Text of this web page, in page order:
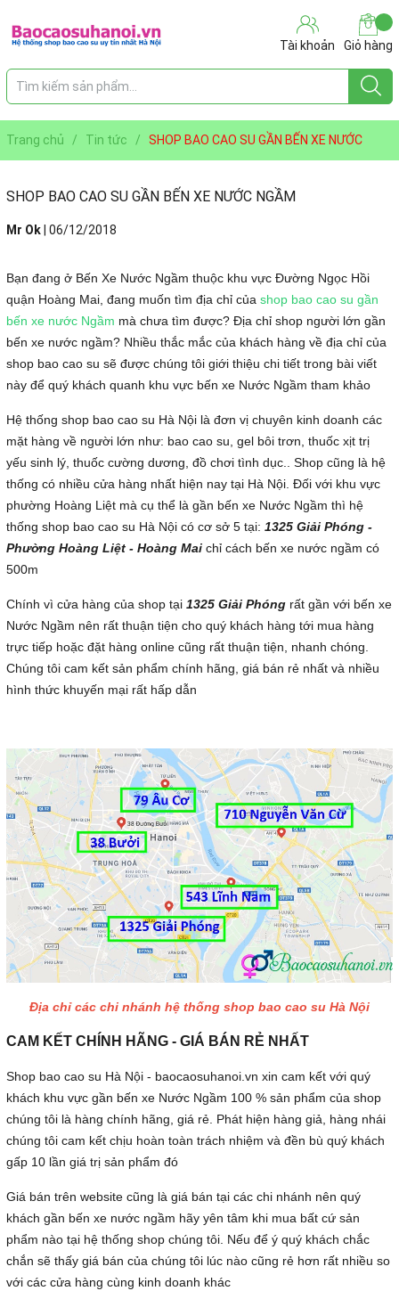
Tài khoản Giỏ hàng
Trang chủ / Tin tức /
SHOP BAO CAO SU GẦN BẾN XE NƯỚC
NGẦM
SHOP BAO CAO SU GẦN BẾN XE NƯỚC NGẦM
Mr Ok 06/12/2018
Bạn đang ở Bến Xe Nước Ngầm thuộc khu vực Đường Ngọc Hồi
quận Hoàng Mai, đang muốn tìm địa chỉ của shop bao cao su gần
bến xe nước Ngầm mà chưa tìm được? Địa chỉ shop người lớn gần
bến xe nước ngầm? Nhiều thắc mắc của khách hàng về địa chỉ của
shop bao cao su sẽ được chúng tôi giới thiệu chi tiết trong bài viết
này để quý khách quanh khu vực bến xe Nước Ngầm tham khảo
Hệ thống shop bao cao su Hà Nội là đơn vị chuyên kinh doanh các
mặt hàng về người lớn như: bao cao su, gel bôi trơn, thuốc xịt trị
yếu sinh lý, thuốc cường dương, đồ chơi tình dục.. Shop cũng là hệ
thống có nhiều cửa hàng nhất hiện nay tại Hà Nội. Đối với khu vực
phường Hoàng Liệt mà cụ thể là gần bến xe Nước Ngầm thì hệ
thống shop bao cao su Hà Nội có cơ sở 5 tại: 1325 Giải Phóng -
Phường Hoàng Liệt - Hoàng Mai chỉ cách bến xe nước ngầm có
500m
Chính vì cửa hàng của shop tại 1325 Giải Phóng rất gần với bến xe
Nước Ngầm nên rất thuận tiện cho quý khách hàng tới mua hàng
trực tiếp hoặc đặt hàng online cũng rất thuận tiện, nhanh chóng.
Chúng tôi cam kết sản phẩm chính hãng, giá bán rẻ nhất và nhiều
hình thức khuyến mại rất hấp dẫn
Địa chỉ các chi nhánh hệ thống shop bao cao su Hà Nội
CAM KẾT CHÍNH HÃNG - GIÁ BÁN RẺ NHẤT
Shop bao cao su Hà Nội - baocaosuhanoi.vn xin cam kết với quý
khách khu vực gần bến xe Nước Ngầm 100 % sản phẩm của shop
chúng tôi là hàng chính hãng, giá rẻ. Phát hiện hàng giả, hàng nhái
chúng tôi cam kết chịu hoàn toàn trách nhiệm và đền bù quý khách
gấp 10 lần giá trị sản phẩm đó
Giá bán trên website cũng là giá bán tại các chi nhánh nên quý
khách gần bến xe nước ngầm hãy yên tâm khi mua bất cứ sản
phẩm nào tại hệ thống shop chúng tôi. Nếu để ý quý khách chắc
chắn sẽ thấy giá bán của chúng tôi lúc nào cũng rẻ hơn rất nhiều so
với các cửa hàng cùng kinh doanh khác